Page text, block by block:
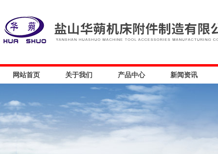
网站首页 关于我们 产品中心 新闻资讯